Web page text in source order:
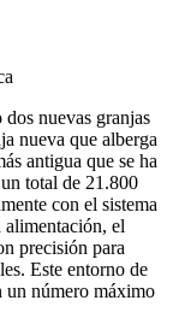
nuevas granjas
nueva que alberga
antigua que se ha
total de 21.800
con el sistema
el
precisión para
Este entorno de
un número máximo